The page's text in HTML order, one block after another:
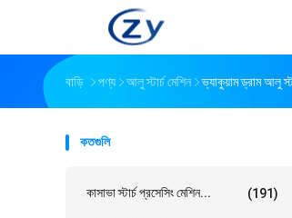
বাড়ি পণ্য আলু স্টার্চ মেশিন ভ্যাকুয়াম ড্রাম আলু
কতগুলি
কাসাভা স্টার্চ প্রসেসিং মেশিন... (191)